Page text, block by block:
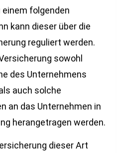
folgenden
kann dieser über die
reguliert werden.
sowohl
des Unternehmens
auch solche
an das Unternehmen in
herangetragen werden.
dieser Art